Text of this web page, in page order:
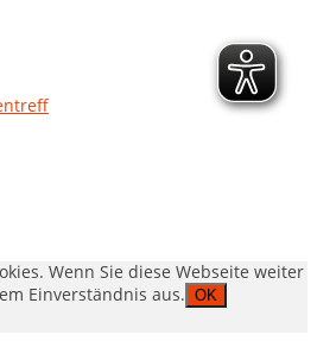
Wenn Sie diese Webseite weiter
Einverständnis aus. OK